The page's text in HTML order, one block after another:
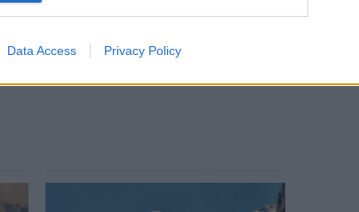
Data Access Privacy Policy